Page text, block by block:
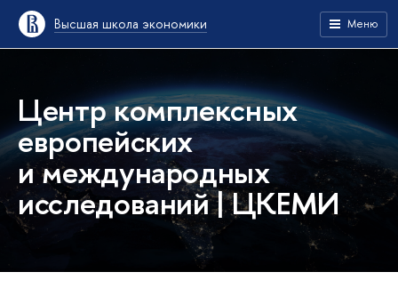
Высшая школа экономики Меню
Центр комплексных
европейских
и международных
исследований | ЦКЕМИ